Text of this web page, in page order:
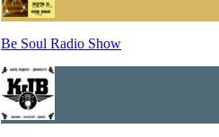
Be Soul Radio Show